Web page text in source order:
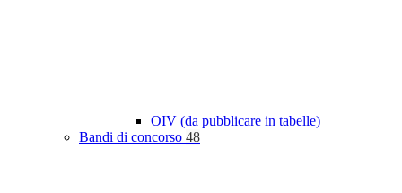
OIV (da pubblicare in tabelle)
Bandi di concorso 48